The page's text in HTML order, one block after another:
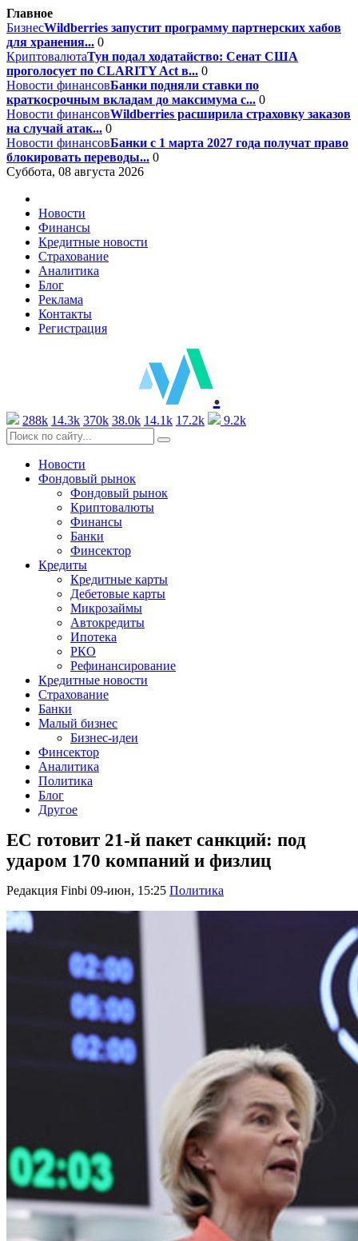
Главное
БизнесWildberries запустит программу партнерских хабов
для хранения... 0
КриптовалютаТун подал ходатайство: Сенат США
проголосует по CLARITY Act в... 0
Новости финансовБанки подняли ставки по
краткосрочным вкладам до максимума с... 0
Новости финансовWildberries расширила страховку заказов
на случай атак... 0
Новости финансовБанки с 1 марта 2027 года получат право
блокировать переводы... 0
Суббота, 08 августа 2026
Новости
Финансы
Кредитные новости
Страхование
Аналитика
Блог
Реклама
Контакты
Регистрация
.
288k 14.3k 370k 38.0k 14.1k 17.2k 9.2k
Новости
Фондовый рынок
Фондовый рынок
Криптовалюты
Финансы
Банки
Финсектор
Кредиты
Кредитные карты
Дебетовые карты
Микрозаймы
Автокредиты
Ипотека
РКО
Рефинансирование
Кредитные новости
Страхование
Банки
Малый бизнес
Бизнес-идеи
Финсектор
Аналитика
Политика
Блог
Другое
ЕС готовит 21-й пакет санкций: под
ударом 170 компаний и физлиц
Редакция Finbi 09-июн, 15:25 Политика